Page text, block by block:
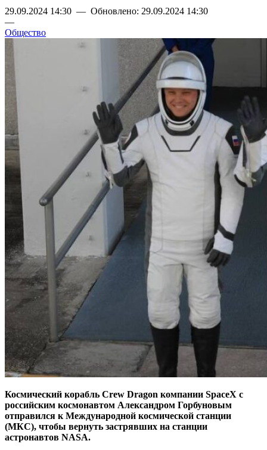
29.09.2024 14:30 — Обновлено: 29.09.2024 14:30
—
Общество
Космический корабль Crew Dragon компании SpaceX с
российским космонавтом Александром Горбуновым
отправился к Международной космической станции
(МКС), чтобы вернуть застрявших на станции
астронавтов NASA.